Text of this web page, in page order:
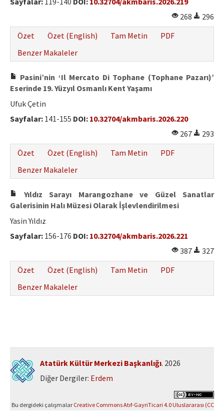
268
296
Özet
Özet (English) Tam Metin
PDF
Benzer Makaleler
Pasini’nin ‘Il Mercato Di Tophane (Tophane Pazarı)’
Eserinde 19. Yüzyıl Osmanlı Kent Yaşamı
Ufuk Çetin
Sayfalar: 141-155 DOI: 10.32704/akmbaris.2026.220
267
293
Özet
Özet (English) Tam Metin
PDF
Benzer Makaleler
Yıldız Sarayı Marangozhane ve Güzel Sanatlar
Galerisinin Halı Müzesi Olarak İşlevlendirilmesi
Yasin Yıldız
Sayfalar: 156-176 DOI: 10.32704/akmbaris.2026.221
387
327
Özet
Özet (English) Tam Metin
PDF
Benzer Makaleler
Atatürk Kültür Merkezi Başkanlığı. 2026
Diğer Dergiler: Erdem
Bu dergideki çalışmalar Creative Commons Atıf-GayriTicari 4.0 Uluslararası (CC